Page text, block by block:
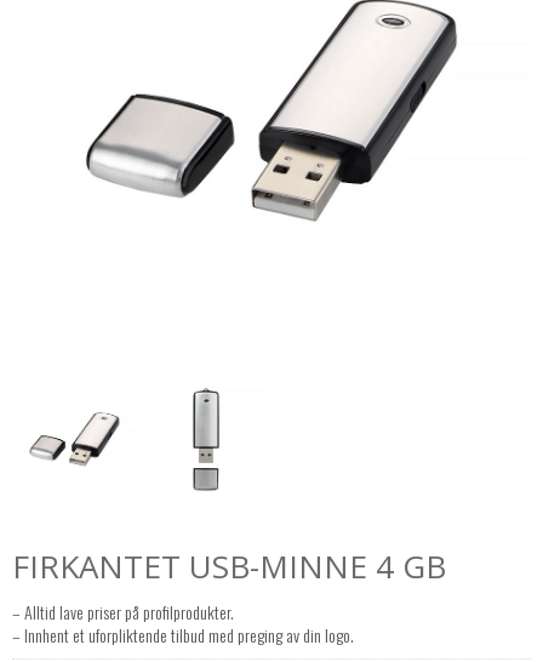
FIRKANTET USB-MINNE 4 GB
– Alltid lave priser på profilprodukter.
– Innhent et uforpliktende tilbud med preging av din logo.